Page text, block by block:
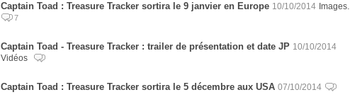
Captain Toad : Treasure Tracker sortira le 9 janvier en Europe 10/10/2014 Images...
7
Captain Toad - Treasure Tracker : trailer de présentation et date JP 10/10/2014
Vidéos
Captain Toad : Treasure Tracker sortira le 5 décembre aux USA 07/10/2014